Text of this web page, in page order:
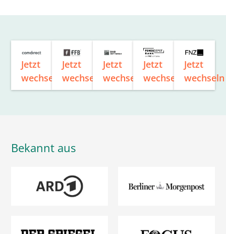
Jetzt
wechseln
Jetzt
wechseln
Jetzt
wechseln
Jetzt
wechseln
Jetzt
wechseln
Bekannt aus